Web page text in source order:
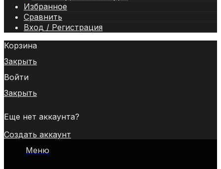
Избранное
Сравнить
Вход / Регистрация
Корзина
Закрыть
Войти
Закрыть
Еще нет аккаунта?
Создать аккаунт
Меню